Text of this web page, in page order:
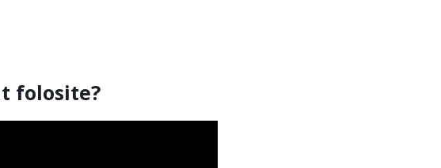
folosite?